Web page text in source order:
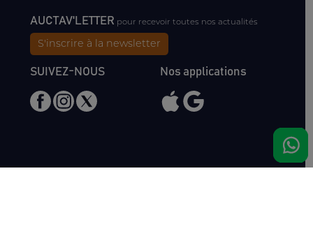
AUCTAV'LETTER pour recevoir toutes nos actualités
S'inscrire à la newsletter
SUIVEZ-NOUS Nos applications